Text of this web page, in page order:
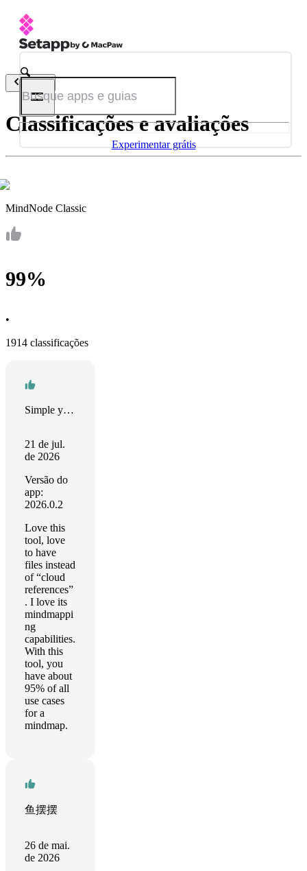
Experimentar grátis
Voltar
Classificações e avaliações
MindNode Classic
99%
•
1914 classificações
Simple yet effective
21 de jul.
de 2026
Versão do
app:
2026.0.2
Love this
tool, love
to have
files instead
of “cloud
references”
. I love its
mindmappi
ng
capabilities.
With this
tool, you
have about
95% of all
use cases
for a
mindmap.
鱼摆摆
26 de mai.
de 2026